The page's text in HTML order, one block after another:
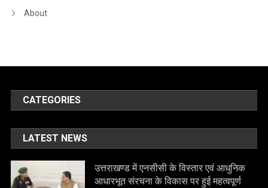
About
CATEGORIES
LATEST NEWS
उत्तराखण्ड में एनसीसी के विस्तार एवं आधुनिक
आधारभूत संरचना के विकास पर हुई महत्वपूर्ण